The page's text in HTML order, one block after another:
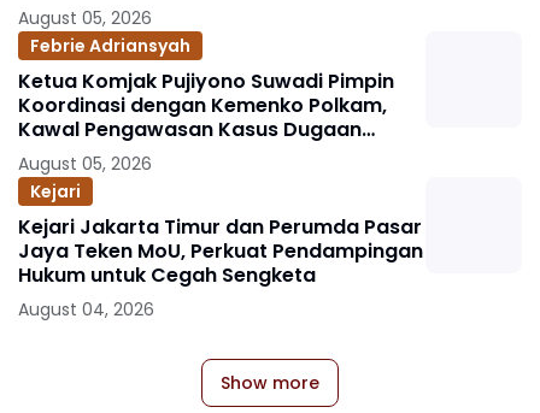
August 05, 2026
Febrie Adriansyah
Ketua Komjak Pujiyono Suwadi Pimpin
Koordinasi dengan Kemenko Polkam,
Kawal Pengawasan Kasus Dugaan
Korupsi dan TPPU Eks Jampidsus FA
August 05, 2026
Kejari
Kejari Jakarta Timur dan Perumda Pasar
Jaya Teken MoU, Perkuat Pendampingan
Hukum untuk Cegah Sengketa
August 04, 2026
Show more